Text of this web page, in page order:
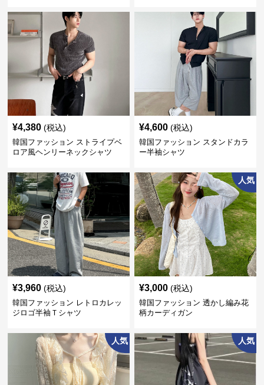
¥4,380 (税込)
韓国ファッション ストライプベ
ロア風ヘンリーネックシャツ
¥4,600 (税込)
韓国ファッション スタンドカラ
ー半袖シャツ
¥3,960 (税込)
韓国ファッション レトロカレッ
ジロゴ半袖Ｔシャツ
人気
¥3,000 (税込)
韓国ファッション 透かし編み花
柄カーディガン
人気 人気